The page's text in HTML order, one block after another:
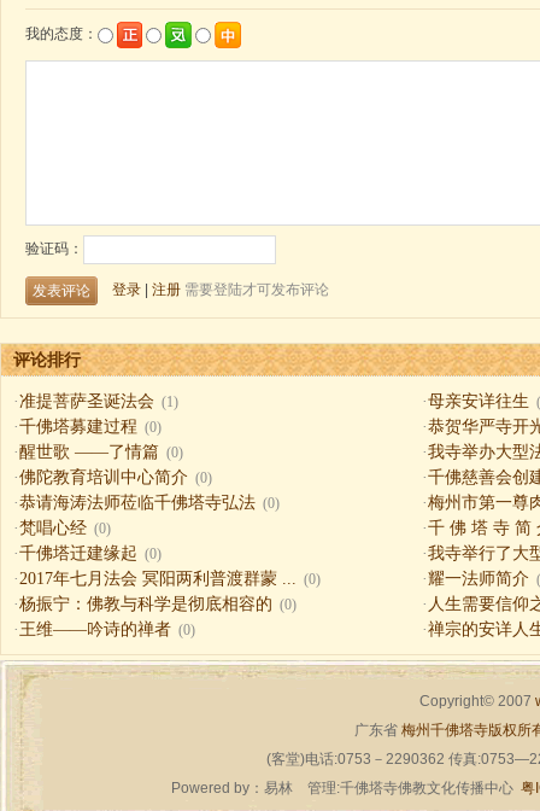
评论排行
·准提菩萨圣诞法会 (1) ·母亲安详往生
·千佛塔募建过程 (0) ·恭贺华严寺开
·醒世歌 ——了情篇 (0) ·我寺举办大型
·佛陀教育培训中心简介 (0) ·千佛慈善会创
·恭请海涛法师莅临千佛塔寺弘法 (0) ·梅州市第一尊
·梵唱心经 (0) ·千 佛 塔 寺 简
·千佛塔迁建缘起 (0) ·我寺举行了大
·2017年七月法会 冥阳两利普渡群蒙 ... (0) ·耀一法师简介
·杨振宁：佛教与科学是彻底相容的 (0) · 人生需要信仰
·王维——吟诗的禅者 (0) ·禅宗的安详人
Copyright© 2007
广东省 梅州千佛塔寺版权所
(客堂)电话:0753－2290362 传真
Powered by： 易林管理:千佛塔寺佛教文化传播中心 粤